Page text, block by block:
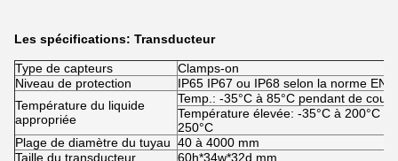
Les spécifications: Transducteur
Type de capteurs
Clamps-on
Niveau de protection
IP65 IP67 ou IP68 selon la norme
Température du liquide
appropriée
Temp.: -35°C à 85°C pendant de
Température élevée: -35°C à 200°C
250°C
Plage de diamètre du tuyau 40 à 4000 mm
Taille du transducteur
60h*34w*32d mm